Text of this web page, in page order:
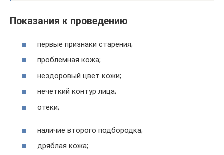
Показания к проведению
первые признаки старения;
проблемная кожа;
нездоровый цвет кожи;
нечеткий контур лица;
отеки;
наличие второго подбородка;
дряблая кожа;